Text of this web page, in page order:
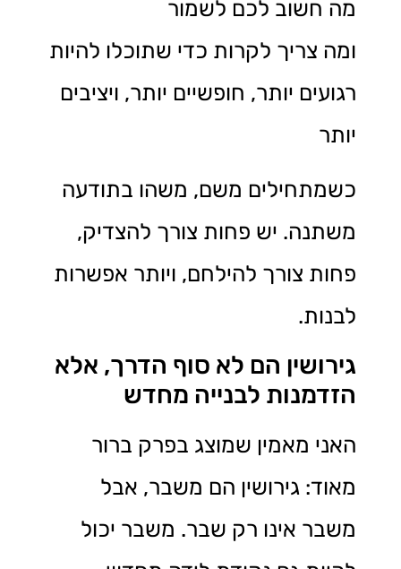
מה חשוב לכם לשמור
ומה צריך לקרות כדי שתוכלו להיות
רגועים יותר, חופשיים יותר, ויציבים
יותר
כשמתחילים משם, משהו בתודעה
משתנה. יש פחות צורך להצדיק,
פחות צורך להילחם, ויותר אפשרות
לבנות.
גירושין הם לא סוף הדרך, אלא
הזדמנות לבנייה מחדש
האני מאמין שמוצג בפרק ברור
מאוד: גירושין הם משבר, אבל
משבר אינו רק שבר. משבר יכול